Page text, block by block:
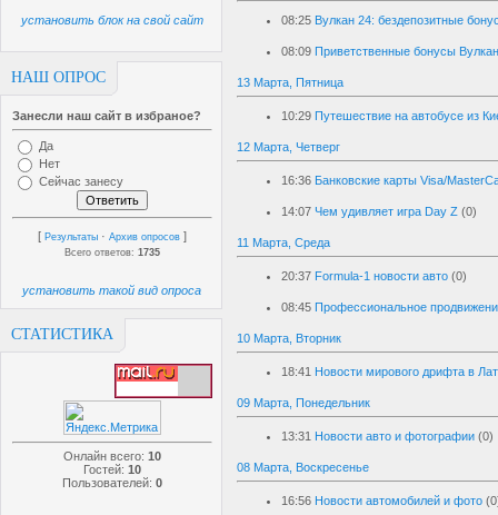
установить блок на свой сайт
НАШ ОПРОС
Занесли наш сайт в избраное?
Да
Нет
Сейчас занесу
[ Результаты · Архив опросов ]
Всего ответов: 1735
установить такой вид опроса
СТАТИСТИКА
Онлайн всего: 10
Гостей: 10
Пользователей: 0
08:25 Вулкан 24: бездепозитные
08:09 Приветственные бонусы
13 Марта, Пятница
10:29 Путешествие на автобусе из
12 Марта, Четверг
16:36 Банковские карты Visa/
14:07 Чем удивляет игра Day Z (0)
11 Марта, Среда
20:37 Formula-1 новости авто (0)
08:45 Профессиональное
10 Марта, Вторник
18:41 Новости мирового дрифта в
09 Марта, Понедельник
13:31 Новости авто и фотографии (0)
08 Марта, Воскресенье
16:56 Новости автомобилей и фото